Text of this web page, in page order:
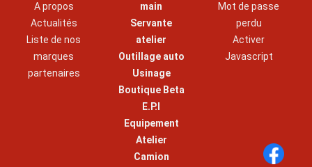
A propos
Actualités
Liste de nos
marques
partenaires
main
Servante
atelier
Outillage auto
Usinage
Boutique Beta
E.P.I
Equipement
Atelier
Camion
Mot de passe
perdu
Activer
Javascript